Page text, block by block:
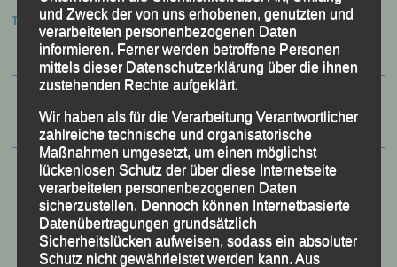
Termine:und Zweck der von uns erhobenen, genutzten und
verarbeiteten personenbezogenen Daten
informieren. Ferner werden betroffene Personen
mittels dieser Datenschutzerklärung über die ihnen
zustehenden Rechte aufgeklärt.
Wir haben als für die Verarbeitung Verantwortlicher
zahlreiche technische und organisatorische
Maßnahmen umgesetzt, um einen möglichst
lückenlosen Schutz der über diese Internetseite
verarbeiteten personenbezogenen Daten
sicherzustellen. Dennoch können Internetbasierte
Datenübertragungen grundsätzlich
Sicherheitslücken aufweisen, sodass ein absoluter
Schutz nicht gewährleistet werden kann. Aus